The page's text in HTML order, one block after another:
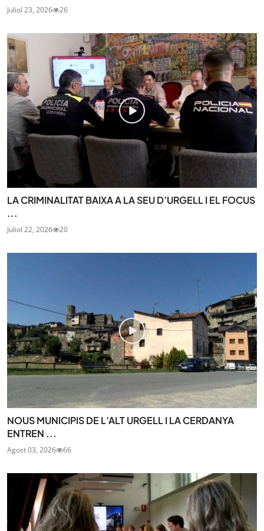
Juliol 23, 2026 26
LA CRIMINALITAT BAIXA A LA SEU D’URGELL I EL FOCUS
...
Juliol 22, 2026 20
NOUS MUNICIPIS DE L’ALT URGELL I LA CERDANYA
ENTREN ...
Agost 03, 2026 66